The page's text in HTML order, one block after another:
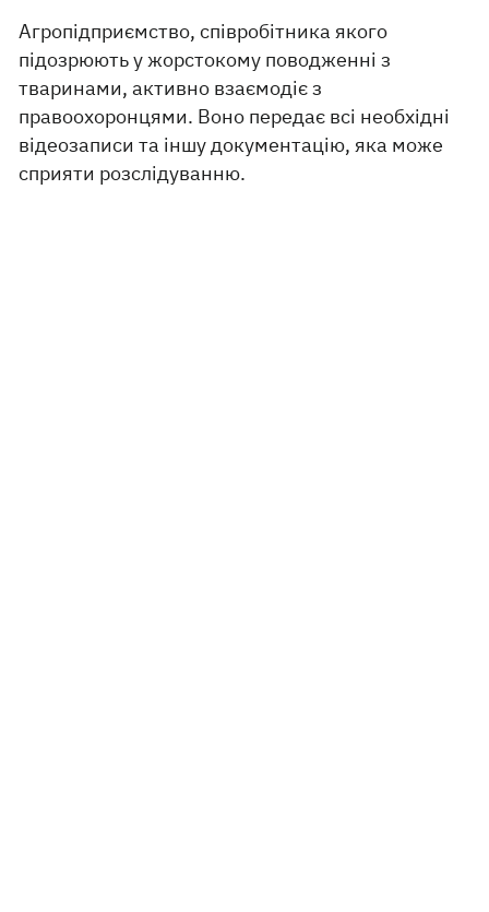
Агропідприємство, співробітника якого
підозрюють у жорстокому поводженні з
тваринами, активно взаємодіє з
правоохоронцями. Воно передає всі необхідні
відеозаписи та іншу документацію, яка може
сприяти розслідуванню.